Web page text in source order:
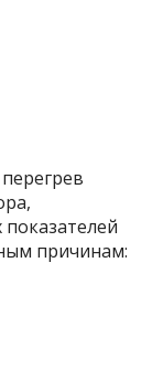
показателей
причинам: